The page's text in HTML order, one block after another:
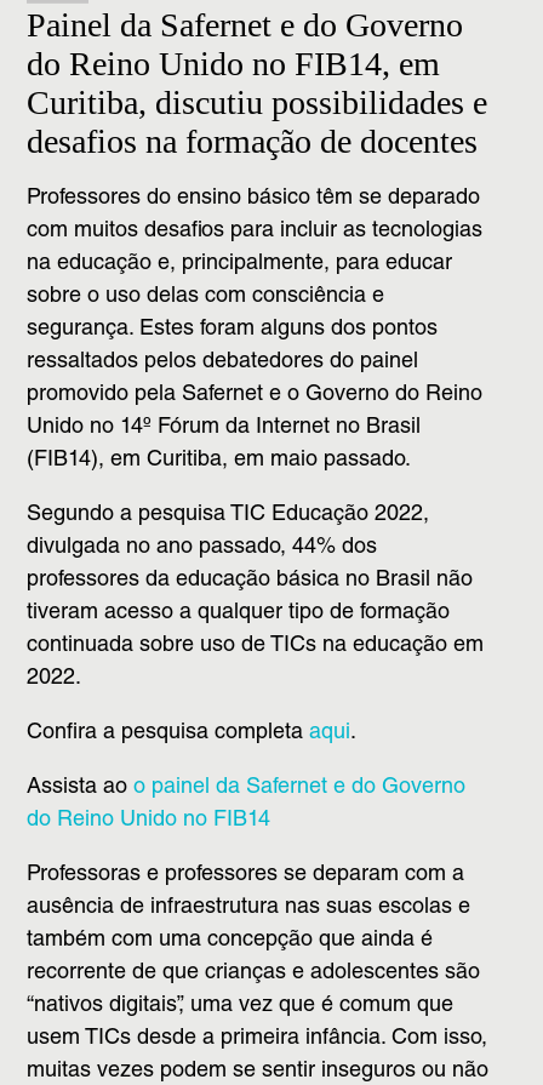
Painel da Safernet e do Governo
do Reino Unido no FIB14, em
Curitiba, discutiu possibilidades e
desafios na formação de docentes
Professores do ensino básico têm se deparado
com muitos desafios para incluir as tecnologias
na educação e, principalmente, para educar
sobre o uso delas com consciência e
segurança. Estes foram alguns dos pontos
ressaltados pelos debatedores do painel
promovido pela Safernet e o Governo do Reino
Unido no 14º Fórum da Internet no Brasil
(FIB14), em Curitiba, em maio passado.
Segundo a pesquisa TIC Educação 2022,
divulgada no ano passado, 44% dos
professores da educação básica no Brasil não
tiveram acesso a qualquer tipo de formação
continuada sobre uso de TICs na educação em
2022.
Confira a pesquisa completa aqui.
Assista aoo painel da Safernet e do Governo
do Reino Unido no FIB14
Professoras e professores se deparam com a
ausência de infraestrutura nas suas escolas e
também com uma concepção que ainda é
recorrente de que crianças e adolescentes são
“nativos digitais”, uma vez que é comum que
usem TICs desde a primeira infância. Com isso,
muitas vezes podem se sentir inseguros ou não